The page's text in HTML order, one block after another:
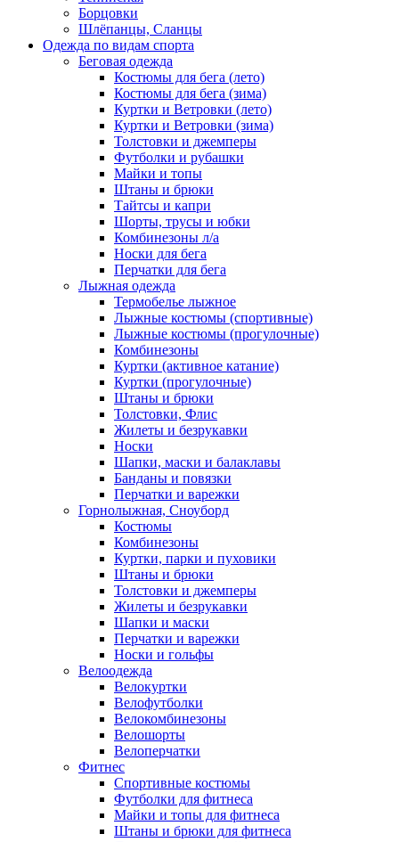
Борцовки
Шлёпанцы, Сланцы
Одежда по видам спорта
Беговая одежда
Костюмы для бега (лето)
Костюмы для бега (зима)
Куртки и Ветровки (лето)
Куртки и Ветровки (зима)
Толстовки и джемперы
Футболки и рубашки
Майки и топы
Штаны и брюки
Тайтсы и капри
Шорты, трусы и юбки
Комбинезоны л/а
Носки для бега
Перчатки для бега
Лыжная одежда
Термобелье лыжное
Лыжные костюмы (спортивные)
Лыжные костюмы (прогулочные)
Комбинезоны
Куртки (активное катание)
Куртки (прогулочные)
Штаны и брюки
Толстовки, Флис
Жилеты и безрукавки
Носки
Шапки, маски и балаклавы
Банданы и повязки
Перчатки и варежки
Горнолыжная, Сноуборд
Костюмы
Комбинезоны
Куртки, парки и пуховики
Штаны и брюки
Толстовки и джемперы
Жилеты и безрукавки
Шапки и маски
Перчатки и варежки
Носки и гольфы
Велоодежда
Велокуртки
Велофутболки
Велокомбинезоны
Велошорты
Велоперчатки
Фитнес
Спортивные костюмы
Футболки для фитнеса
Майки и топы для фитнеса
Штаны и брюки для фитнеса